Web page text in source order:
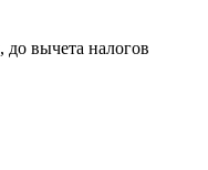
до вычета налогов